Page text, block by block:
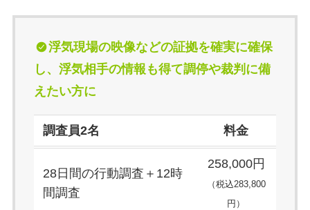
浮気現場の映像などの証拠を確実に確保
し、浮気相手の情報も得て調停や裁判に備
えたい方に
調査員2名 料金
28日間の行動調査＋12時
間調査
258,000円
（税込283,800
円）